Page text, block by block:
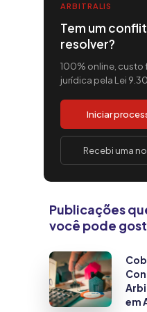
ARBITRALIS
Tem um
resolver?
100% online, custo
jurídica pela Lei
Iniciar
Recebi uma
Publicações
você pode
em